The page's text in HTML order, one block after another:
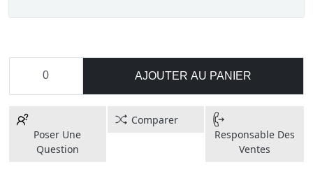
AJOUTER AU PANIER
Poser Une
Question
Comparer
Responsable Des
Ventes